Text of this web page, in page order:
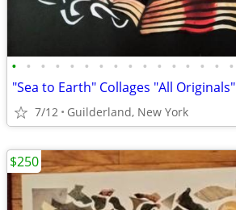
• • • • • • • • • • • • • • • •
"Sea to Earth" Collages "All Originals"
7/12 Guilderland, New York
$250